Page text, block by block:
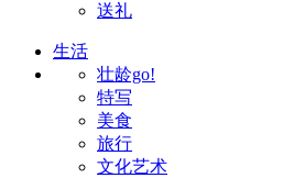
送礼
生活
壮龄go!
特写
美食
旅行
文化艺术